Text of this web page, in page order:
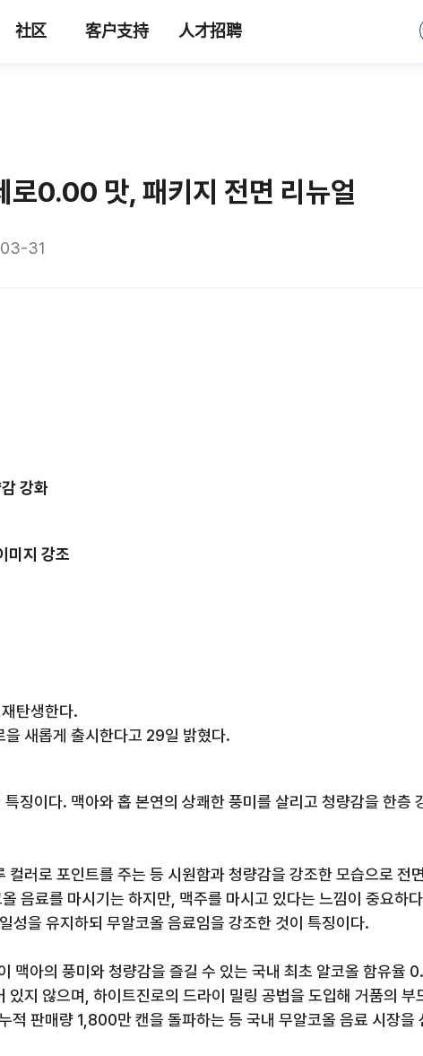
社区 客户支持 人才招聘
로0.00 맛, 패키지 전면 리뉴얼
31
강화
미지 강조
탄생한다.
을 새롭게 출시한다고 29일 밝혔다.
특징이다. 맥아와 홉 본연의 상쾌한 풍미를 살리고 청량감을 한층
컬러로 포인트를 주는 등 시원함과 청량감을 강조한 모습으로 전
음료를 마시기는 하지만 맥주를 마시고 있다는 느낌이 중요하
성을 유지하되 무알코올 음료임을 강조한 것이 특징이다.
맥아의 풍미와 청량감을 즐길 수 있는 국내 최초 알코올 함유율
있지 않으며 하이트진로의 드라이 밀링 공법을 도입해 거품의 부
적 판매량 1,800만 캔을 돌파하는 등 국내 무알코올 음료 시장을